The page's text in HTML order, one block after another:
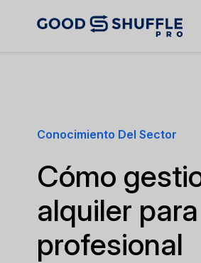
Conocimiento Del Sector
Cómo
alquiler
profesional